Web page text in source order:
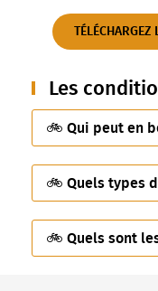
TÉLÉCHARGEZ
Les
🚲 Qui peut en
🚲 Quels types
🚲 Quels sont